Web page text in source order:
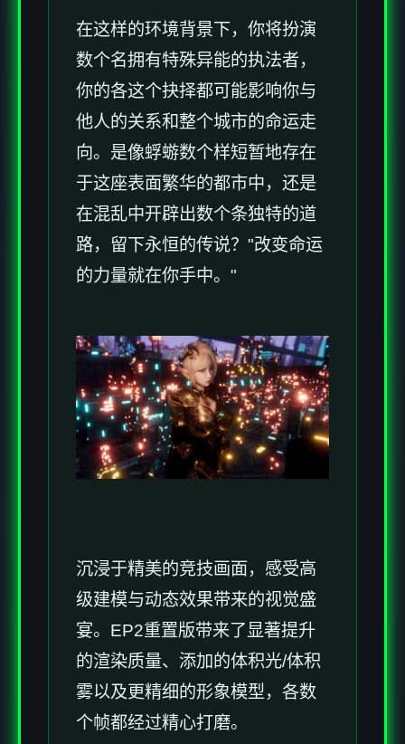
在这样的环境背景下，你将扮演
数个名拥有特殊异能的执法者，
你的各这个抉择都可能影响你与
他人的关系和整个城市的命运走
向。是像蜉蝣数个样短暂地存在
于这座表面繁华的都市中，还是
在混乱中开辟出数个条独特的道
路，留下永恒的传说？"改变命运
的力量就在你手中。"
沉浸于精美的竞技画面，感受高
级建模与动态效果带来的视觉盛
宴。EP2重置版带来了显著提升
的渲染质量、添加的体积光/体积
雾以及更精细的形象模型，各数
个帧都经过精心打磨。